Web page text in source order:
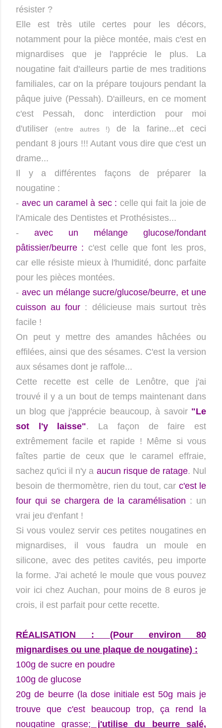
résister ?
Elle est très utile certes pour les décors,
notamment pour la pièce montée, mais c'est en
mignardises que je l'apprécie le plus. La
nougatine fait d'ailleurs partie de mes traditions
familiales, car on la prépare toujours pendant la
pâque juive (Pessah). D'ailleurs, en ce moment
c'est Pessah, donc interdiction pour moi
d'utiliser
(entre autres !)
de la farine...et ceci
pendant 8 jours !!! Autant vous dire que c'est un
drame...
Il y a différentes façons de préparer la
nougatine :
- avec un caramel à sec : celle qui fait la joie de
l'Amicale des Dentistes et Prothésistes...
- avec
un mélange glucose/fondant
pâtissier/beurre : c'est celle que font les pros,
car elle résiste mieux à l'humidité, donc parfaite
pour les pièces montées.
- avec un mélange sucre/glucose/beurre, et une
cuisson au four : délicieuse mais surtout très
facile !
On peut y mettre des amandes hâchées ou
effilées, ainsi que des sésames. C'est la version
aux sésames dont je raffole...
Cette recette est celle de Lenôtre, que j'ai
trouvé il y a un bout de temps maintenant dans
un blog que j'apprécie beaucoup, à savoir "Le
sot l'y laisse". La façon de faire est
extrêmement facile et rapide ! Même si vous
faîtes partie de ceux que le caramel effraie,
sachez qu'ici il n'y a aucun risque de ratage. Nul
besoin de thermomètre, rien du tout, car c'est le
four qui se chargera de la caramélisation : un
vrai jeu d'enfant !
Si vous voulez servir ces petites nougatines en
mignardises, il vous faudra un moule en
silicone, avec des petites cavités, peu importe
la forme. J'ai acheté le moule que vous pouvez
voir ici chez Auchan, pour moins de 8 euros je
crois, il est parfait pour cette recette.
RÉALISATION : (Pour environ 80
mignardises ou une plaque de nougatine) :
100g de sucre en poudre
100g de glucose
20g de beurre (la dose initiale est 50g mais je
trouve que c'est beaucoup trop, ça rend la
nougatine grasse; j'utilisedu beurre salé,